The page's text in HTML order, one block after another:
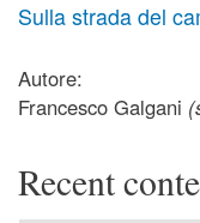
Sulla strada del
Autore:
Francesco Galgani
Recent